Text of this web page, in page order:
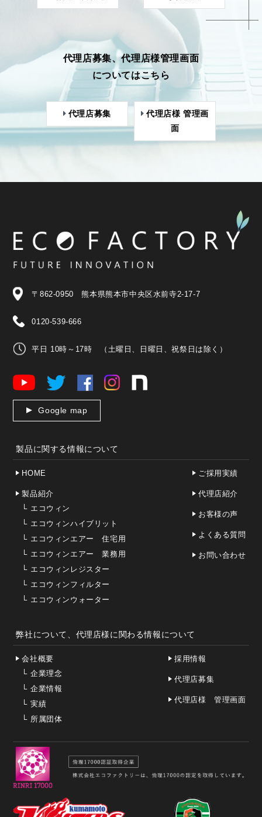
代理店募集、代理店様管理画面
についてはこちら
代理店募集
代理店様 管理画
面
〒862-0950 熊本県熊本市中央区水前寺2-17-7
0120-539-666
平日 10時～17時 （土曜日、日曜日、祝祭日は除く）
Google map
製品に関する情報について
HOME
製品紹介
└ エコウィン
└ エコウィンハイブリット
└ エコウィンエアー 住宅用
└ エコウィンエアー 業務用
└ エコウィンレジスター
└ エコウィンフィルター
└ エコウィンウォーター
ご採用実績
代理店紹介
お客様の声
よくある質問
お問い合わせ
弊社について、代理店様に関わる情報について
会社概要
└ 企業理念
└ 企業情報
└ 実績
└ 所属団体
採用情報
代理店募集
代理店様 管理画面